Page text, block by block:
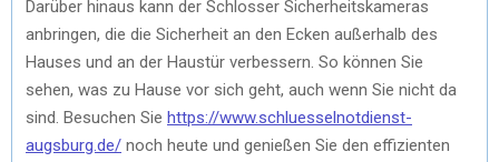
Darüber hinaus kann der Schlosser Sicherheitskameras
anbringen, die die Sicherheit an den Ecken außerhalb des
Hauses und an der Haustür verbessern. So können Sie
sehen, was zu Hause vor sich geht, auch wenn Sie nicht da
sind. Besuchen Sie https://www.schluesselnotdienst-
augsburg.de/ noch heute und genießen Sie den effizienten